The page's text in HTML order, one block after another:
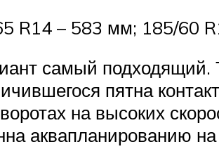
R14 – 583 мм; 185/60
самый
пятна
на высоких
аквапланированию